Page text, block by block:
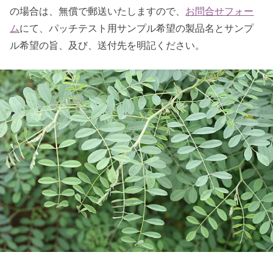
の場合は、無償で郵送いたしますので、 お問合せフォー
ムにて、パッチテスト用サンプル希望の製品名とサンプ
ル希望の旨、及び、送付先を明記ください。